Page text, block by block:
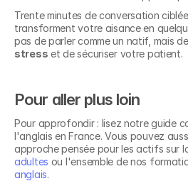
Trente minutes de conversation
transforment votre aisance en
pas de parler comme un natif, mais de
stress et de sécuriser votre patient.
Pour aller plus loin
Pour approfondir : lisez notre guide
l'anglais en France. Vous pouvez
approche pensée pour les actifs sur
adultes ou l'ensemble de nos
anglais.